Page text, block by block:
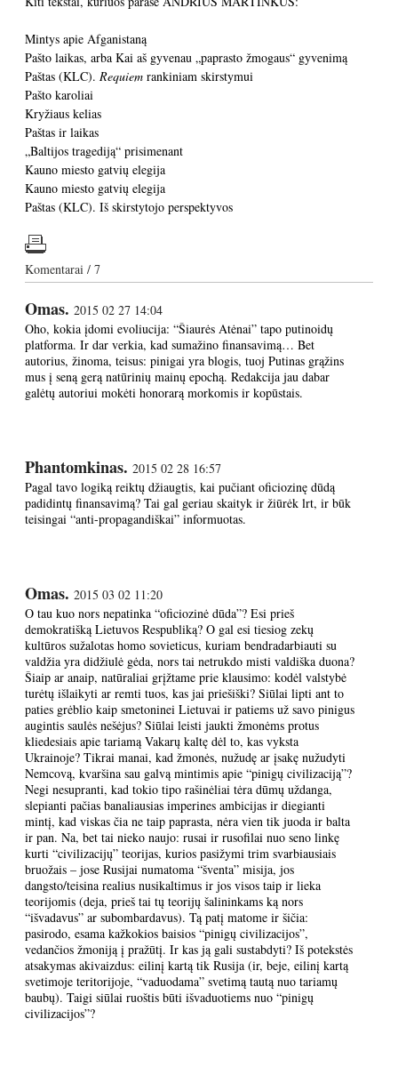
Mintys apie Afganistaną
Pašto laikas, arba Kai aš gyvenau „paprasto žmogaus“ gyvenimą
Paštas (KLC). Requiem rankiniam skirstymui
Pašto karoliai
Kryžiaus kelias
Paštas ir laikas
„Baltijos tragediją“ prisimenant
Kauno miesto gatvių elegija
Kauno miesto gatvių elegija
Paštas (KLC). Iš skirstytojo perspektyvos
Komentarai / 7
Omas. 2015 02 27 14:04
Oho, kokia įdomi evoliucija: “Šiaurės Atėnai” tapo putinoidų
platforma. Ir dar verkia, kad sumažino finansavimą… Bet
autorius, žinoma, teisus: pinigai yra blogis, tuoj Putinas grąžins
mus į seną gerą natūrinių mainų epochą. Redakcija jau dabar
galėtų autoriui mokėti honorarą morkomis ir kopūstais.
Phantomkinas. 2015 02 28 16:57
Pagal tavo logiką reiktų džiaugtis, kai pučiant oficiozinę dūdą
padidintų finansavimą? Tai gal geriau skaityk ir žiūrėk lrt, ir būk
teisingai “anti-propagandiškai” informuotas.
Omas. 2015 03 02 11:20
O tau kuo nors nepatinka “oficiozinė dūda”? Esi prieš
demokratišką Lietuvos Respubliką? O gal esi tiesiog zekų
kultūros sužalotas homo sovieticus, kuriam bendradarbiauti su
valdžia yra didžiulė gėda, nors tai netrukdo misti valdiška duona?
Šiaip ar anaip, natūraliai grįžtame prie klausimo: kodėl valstybė
turėtų išlaikyti ar remti tuos, kas jai priešiški? Siūlai lipti ant to
paties grėblio kaip smetoninei Lietuvai ir patiems už savo pinigus
augintis saulės nešėjus? Siūlai leisti jaukti žmonėms protus
kliedesiais apie tariamą Vakarų kaltę dėl to, kas vyksta
Ukrainoje? Tikrai manai, kad žmonės, nužudę ar įsakę nužudyti
Nemcovą, kvaršina sau galvą mintimis apie “pinigų civilizaciją”?
Negi nesupranti, kad tokio tipo rašinėliai tėra dūmų uždanga,
slepianti pačias banaliausias imperines ambicijas ir diegianti
mintį, kad viskas čia ne taip paprasta, nėra vien tik juoda ir balta
ir pan. Na, bet tai nieko naujo: rusai ir rusofilai nuo seno linkę
kurti “civilizacijų” teorijas, kurios pasižymi trim svarbiausiais
bruožais – jose Rusijai numatoma “šventa” misija, jos
dangsto/teisina realius nusikaltimus ir jos visos taip ir lieka
teorijomis (deja, prieš tai tų teorijų šalininkams ką nors
“išvadavus” ar subombardavus). Tą patį matome ir šičia:
pasirodo, esama kažkokios baisios “pinigų civilizacijos”,
vedančios žmoniją į pražūtį. Ir kas ją gali sustabdyti? Iš potekstės
atsakymas akivaizdus: eilinį kartą tik Rusija (ir, beje, eilinį kartą
svetimoje teritorijoje, “vaduodama” svetimą tautą nuo tariamų
baubų). Taigi siūlai ruoštis būti išvaduotiems nuo “pinigų
civilizacijos”?